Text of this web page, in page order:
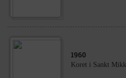
1960
Koret i Sankt